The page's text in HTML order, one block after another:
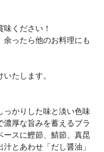
ください！
余ったら他のお料理にも
たします。
っかりした味と淡い色味
濃厚な旨みを蓄えるブラ
ースに鰹節、鯖節、真昆
とあわせ「だし醤油」